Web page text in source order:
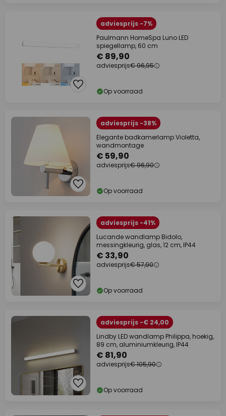
adviesprijs -7%
Paulmann HomeSpa Luno LED
spiegellamp, 60 cm
€ 89,90
adviesprijs€ 96,95
Op voorraad
adviesprijs -38%
Elegante badkamerlamp Violetta,
wandmontage
€ 59,90
adviesprijs€ 96,90
Op voorraad
adviesprijs -41%
Lucande wandlamp Bidolo,
messingkleurig, glas, 12 cm, IP44
€ 33,90
adviesprijs€ 57,90
Op voorraad
adviesprijs -€ 24,00
Lindby LED wandlamp Philippa, hoekig,
89 cm, aluminiumkleurig, IP44
€ 81,90
adviesprijs€ 105,90
Op voorraad